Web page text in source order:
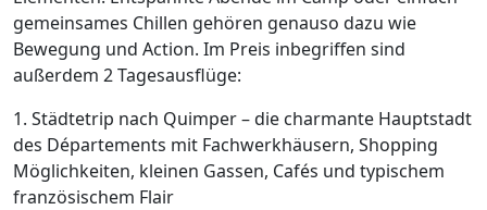
gemeinsames Chillen gehören genauso dazu wie
Bewegung und Action. Im Preis inbegriffen sind
außerdem 2 Tagesausflüge:
1. Städtetrip nach Quimper – die charmante Hauptstadt
des Départements mit Fachwerkhäusern, Shopping
Möglichkeiten, kleinen Gassen, Cafés und typischem
französischem Flair